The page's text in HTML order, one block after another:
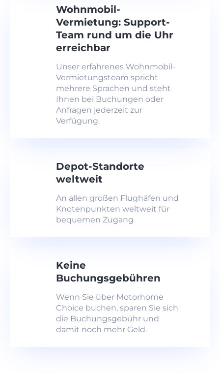
Wohnmobil-
Vermietung: Support-
Team rund um die Uhr
erreichbar
Unser erfahrenes Wohnmobil-
Vermietungsteam spricht
mehrere Sprachen und steht
Ihnen bei Buchungen oder
Anfragen jederzeit zur
Verfügung.
Depot-Standorte
weltweit
An allen großen Flughäfen und
Knotenpunkten weltweit für
bequemen Zugang
Keine
Buchungsgebühren
Wenn Sie über Motorhome
Choice buchen, sparen Sie sich
die Buchungsgebühr und
damit noch mehr Geld.